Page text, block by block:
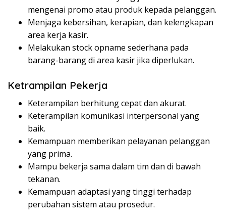
mengenai promo atau produk kepada pelanggan.
Menjaga kebersihan, kerapian, dan kelengkapan
area kerja kasir.
Melakukan stock opname sederhana pada
barang-barang di area kasir jika diperlukan.
Ketrampilan Pekerja
Keterampilan berhitung cepat dan akurat.
Keterampilan komunikasi interpersonal yang
baik.
Kemampuan memberikan pelayanan pelanggan
yang prima.
Mampu bekerja sama dalam tim dan di bawah
tekanan.
Kemampuan adaptasi yang tinggi terhadap
perubahan sistem atau prosedur.